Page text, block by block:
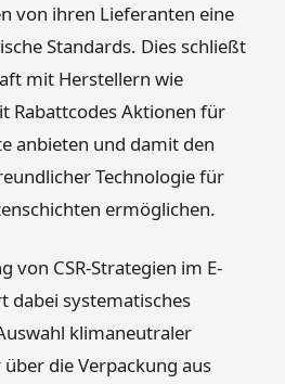
von ihren Lieferanten eine
Standards. Dies schließt
mit Herstellern wie
Rabattcodes Aktionen für
anbieten und damit den
Technologie für
ermöglichen.
von CSR-Strategien im E-
dabei systematisches
klimaneutraler
die Verpackung aus